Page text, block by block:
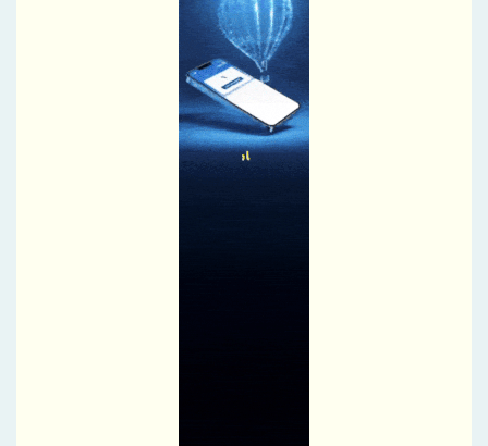
فراخوان معرفی محصولات، خدمات و دستاوردهای پژوهشی با محوریت
نیازهای روز صنعت بیمه با هدف تجاری‌سازی و ثبت رسمی
ارتقای دانش تخصصی کارکنان پتروشیمی تبریز در حوزه سیستم
مدیریت ایمنی مواد غذایی؛ برگزاری دوره آموزشی استاندارد ISO 22000
افزایش سرمایه «اتکام» یک گام دیگر جلو رفت